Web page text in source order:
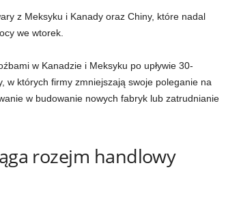
z Meksyku i Kanady oraz Chiny, które nadal
we wtorek.
w Kanadzie i Meksyku po upływie 30-
w których firmy zmniejszają swoje poleganie na
w budowanie nowych fabryk lub zatrudnianie
rozejm handlowy